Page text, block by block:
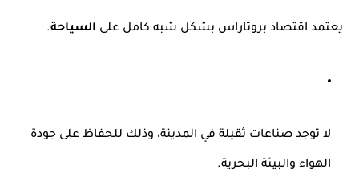
يعتمد اقتصاد بروتاراس بشكل شبه كامل على السياحة.
لا توجد صناعات ثقيلة في المدينة، وذلك للحفاظ على جودة
الهواء والبيئة البحرية.